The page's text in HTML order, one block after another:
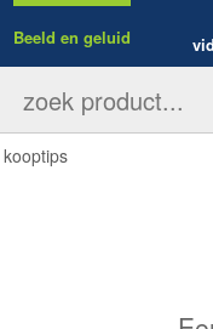
Beeld en geluid
kooptips